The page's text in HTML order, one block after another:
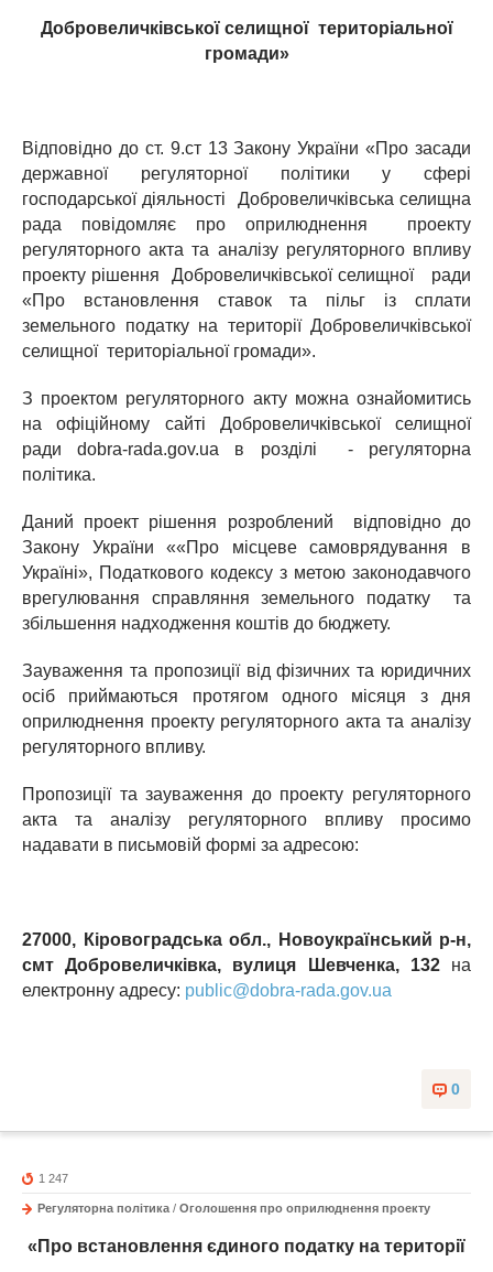
Добровеличківської селищної територіальної
громади»
Відповідно до ст. 9.ст 13 Закону України «Про засади
державної регуляторної політики у сфері
господарської діяльності Добровеличківська селищна
рада повідомляє про оприлюднення проекту
регуляторного акта та аналізу регуляторного впливу
проекту рішення Добровеличківської селищної ради
«Про встановлення ставок та пільг із сплати
земельного податку на території Добровеличківської
селищної територіальної громади».
З проектом регуляторного акту можна ознайомитись
на офіційному сайті Добровеличківської селищної
ради dobra-rada.gov.ua в розділі - регуляторна
політика.
Даний проект рішення розроблений відповідно до
Закону України ««Про місцеве самоврядування в
Україні», Податкового кодексу з метою законодавчого
врегулювання справляння земельного податку та
збільшення надходження коштів до бюджету.
Зауваження та пропозиції від фізичних та юридичних
осіб приймаються протягом одного місяця з дня
оприлюднення проекту регуляторного акта та аналізу
регуляторного впливу.
Пропозиції та зауваження до проекту регуляторного
акта та аналізу регуляторного впливу просимо
надавати в письмовій формі за адресою:
27000, Кіровоградська обл., Новоукраїнський р-н,
смт Добровеличківка, вулиця Шевченка, 132на
електронну адресу: public@dobra-rada.gov.ua
0
1 247
Регуляторна політика / Оголошення про оприлюднення проекту
«Про встановлення єдиного податку на території